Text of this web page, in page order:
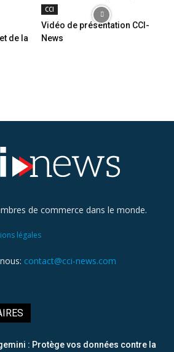
de la
CCI
Vidéo de présentation CCI-
News
de commerce dans le monde.
légales
contact@cci-news.com
: Protège vos données contre la